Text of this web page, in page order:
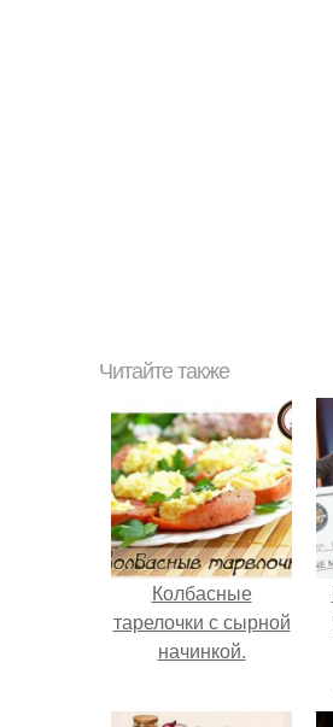
Читайте также
Колбасные
тарелочки с сырной
начинкой.